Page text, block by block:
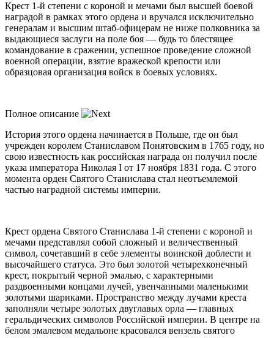
Крест 1-й степени с короной и мечами был высшей боевой
наградой в рамках этого ордена и вручался исключительно
генералам и высшим штаб-офицерам не ниже полковника за
выдающиеся заслуги на поле боя — будь то блестящее
командование в сражении, успешное проведение сложной
военной операции, взятие вражеской крепости или
образцовая организация войск в боевых условиях.
Полное описание
История этого ордена начинается в Польше, где он был
учрежден королем Станиславом Понятовским в 1765 году, но
свою известность как российская награда он получил после
указа императора Николая I от 17 ноября 1831 года. С этого
момента орден Святого Станислава стал неотъемлемой
частью наградной системы империи.
Крест ордена Святого Станислава 1-й степени с короной и
мечами представлял собой сложный и величественный
символ, сочетавший в себе элементы воинской доблести и
высочайшего статуса. Это был золотой четырехконечный
крест, покрытый черной эмалью, с характерными
раздвоенными концами лучей, увенчанными маленькими
золотыми шариками. Пространство между лучами креста
заполняли четыре золотых двуглавых орла — главных
геральдических символов Российской империи. В центре на
белом эмалевом медальоне красовался вензель святого